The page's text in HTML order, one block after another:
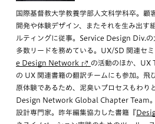
国際基督教大学教養学部人文科学科卒。顧
開発や体験デザイン、またそれを生み出す
ルティングに従事。Service Design Div.の
多数リードを務めている。UX/SD 関連セ
e Design Network
の活動のほか、
の UX 関連書籍の翻訳チームにも参加。飛
原体験であるため、泥臭いプロセスもわり
Design Network Global Chapter Team。
設計専門家。昨年編集協力した書籍『